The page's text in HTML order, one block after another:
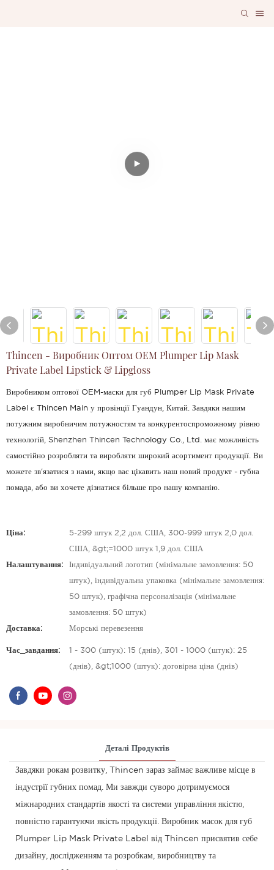
Thincen - Виробник Оптом OEM Plumper Lip Mask
Private Label Lipstick & Lipgloss
Виробником оптової OEM-маски для губ Plumper Lip Mask Private
Label є Thincen Main у провінції Гуандун, Китай. Завдяки нашим
потужним виробничим потужностям та конкурентоспроможному рівню
технологій, Shenzhen Thincen Technology Co., Ltd. має можливість
самостійно розробляти та виробляти широкий асортимент продукції. Ви
можете зв'язатися з нами, якщо вас цікавить наш новий продукт - губна
помада, або ви хочете дізнатися більше про нашу компанію.
Ціна: 5-299 штук 2,2 дол. США, 300-999 штук 2,0 дол.
США, &gt;=1000 штук 1,9 дол. США
Налаштування: Індивідуальний логотип (мінімальне замовлення: 50
штук), індивідуальна упаковка (мінімальне замовлення:
50 штук), графічна персоналізація (мінімальне
замовлення: 50 штук)
Доставка: Морські перевезення
Час_завдання: 1 - 300 (штук): 15 (днів), 301 - 1000 (штук): 25
(днів), &gt;1000 (штук): договірна ціна (днів)
Деталі Продуктів
Завдяки рокам розвитку, Thincen зараз займає важливе місце в
індустрії губних помад. Ми завжди суворо дотримуємося
міжнародних стандартів якості та системи управління якістю,
повністю гарантуючи якість продукції. Виробник масок для губ
Plumper Lip Mask Private Label від Thincen присвятив себе
дизайну, дослідженням та розробкам, виробництву та